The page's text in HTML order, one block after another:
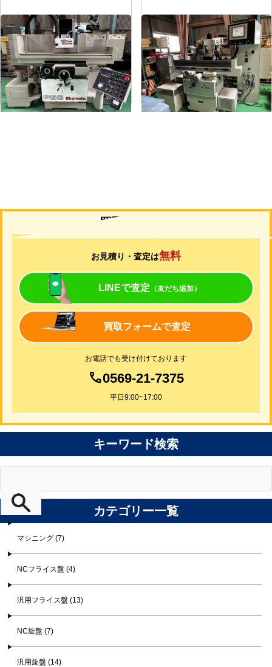
平面研削盤
メーカー 岡本
形 式PSG-52DX
年 1997
平面研削盤
メーカー ユング
形 式JF-420N
年 式2006
買取について
お見積り・査定は無料
LINEで査定 （友だち追加）
買取フォームで査定
お電話でも受け付けております
0569-21-7375
平日9:00~17:00
キーワード検索
カテゴリー一覧
マシニング (7)
NCフライス盤 (4)
汎用フライス盤 (13)
NC旋盤 (7)
汎用旋盤 (14)